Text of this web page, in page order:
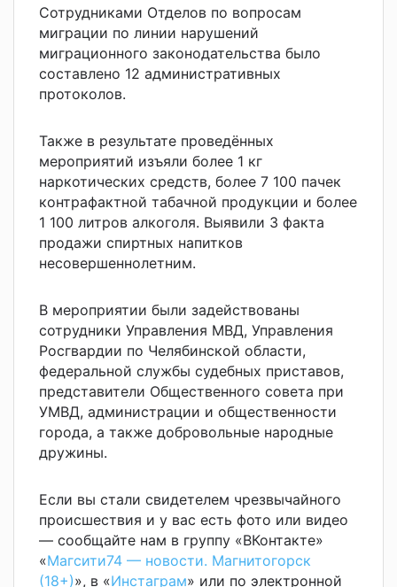
Сотрудниками Отделов по вопросам
миграции по линии нарушений
миграционного законодательства было
составлено 12 административных
протоколов.
Также в результате проведённых
мероприятий изъяли более 1 кг
наркотических средств, более 7 100 пачек
контрафактной табачной продукции и более
1 100 литров алкоголя. Выявили 3 факта
продажи спиртных напитков
несовершеннолетним.
В мероприятии были задействованы
сотрудники Управления МВД, Управления
Росгвардии по Челябинской области,
федеральной службы судебных приставов,
представители Общественного совета при
УМВД, администрации и общественности
города, а также добровольные народные
дружины.
Если вы стали свидетелем чрезвычайного
происшествия и у вас есть фото или видео
— сообщайте нам в группу «ВКонтакте»
«Магсити74 — новости. Магнитогорск
(18+)», в «Инстаграм» или по электронной